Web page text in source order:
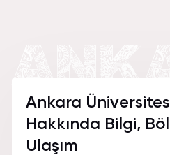
Ankara
Hakkında Bilgi,
Ulaşım